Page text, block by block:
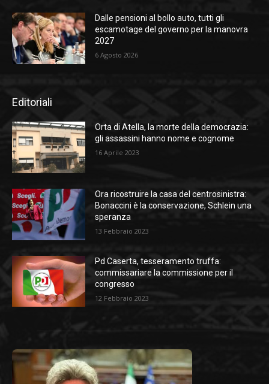
Dalle pensioni al bollo auto, tutti gli
escamotage del governo per la manovra
2027
6 Agosto 2026
Editoriali
Orta di Atella, la morte della democrazia:
gli assassini hanno nome e cognome
16 Aprile 2023
Ora ricostruire la casa del centrosinistra:
Bonaccini è la conservazione, Schlein una
speranza
13 Febbraio 2023
Pd Caserta, tesseramento truffa:
commissariare la commissione per il
congresso
12 Febbraio 2023